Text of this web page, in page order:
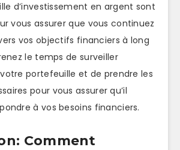
d’investissement en argent sont
vous assurer que vous continuez
vos objectifs financiers à long
le temps de surveiller
portefeuille et de prendre les
pour vous assurer qu’il
à vos besoins financiers.
Comment